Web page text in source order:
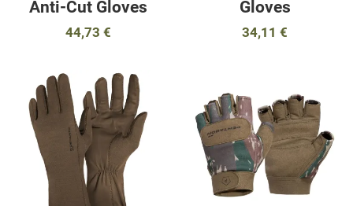
Anti-Cut Gloves
44,73 €
Gloves
34,11 €
Προσθήκη για σύγκριση
Γρήγορη ματιά